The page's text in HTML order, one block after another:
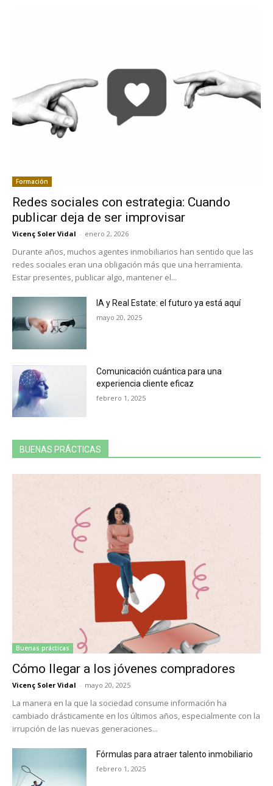
Formación
Redes sociales con estrategia: Cuando
publicar deja de ser improvisar
Vicenç Soler Vidal - enero 2, 2026
Durante años, muchos agentes inmobiliarios han sentido que las
redes sociales eran una obligación más que una herramienta.
Estar presentes, publicar algo, mantener el...
IA y Real Estate: el futuro ya está aquí
mayo 20, 2025
Comunicación cuántica para una
experiencia cliente eficaz
febrero 1, 2025
BUENAS PRÁCTICAS
Buenas prácticas
Cómo llegar a los jóvenes compradores
Vicenç Soler Vidal - mayo 20, 2025
La manera en la que la sociedad consume información ha
cambiado drásticamente en los últimos años, especialmente con la
irrupción de las nuevas generaciones...
Fórmulas para atraer talento inmobiliario
febrero 1, 2025